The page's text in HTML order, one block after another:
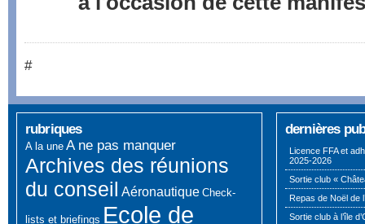
#
rubriques
A la une A ne pas manquer
Archives des réunions
du conseil Aéronautique Check-
lists et briefings Ecole de
dernières
Licence FFA et
2025-2026
Sortie club «
Repas de Noël de
Sortie club à l’île